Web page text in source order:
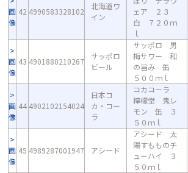
画
像
42 4990583328102
北海道ワ
イン
ェア ２３
白 ７２０ｍ
ｌ
画
像
43 4901880210267
サッポロ
ビール
サッポロ 男
梅サワー 和
の旨み 缶
５００ｍｌ
画
像
44 4902102154024
日本コ
カ・コー
ラ
コカコーラ
檸檬堂 鬼レ
モン 缶 ３
５０ｍｌ
画
像
45 4989287001947 アシード
アシード 太
陽すもものチ
ューハイ ３
５０ｍｌ